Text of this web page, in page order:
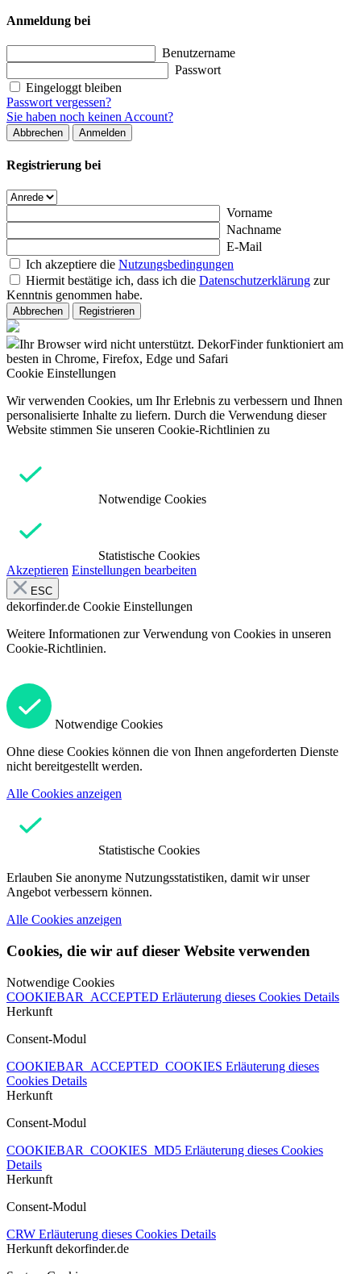
Anmeldung bei
Benutzername
Passwort
Eingeloggt bleiben
Passwort vergessen?
Sie haben noch keinen Account?
Abbrechen Anmelden
Registrierung bei
Vorname
Nachname
E-Mail
Ich akzeptiere die Nutzungsbedingungen
Hiermit bestätige ich, dass ich die Datenschutzerklärung zur
Kenntnis genommen habe.
Abbrechen Registrieren
Ihr Browser wird nicht unterstützt. DekorFinder funktioniert am
besten in Chrome, Firefox, Edge und Safari
Cookie Einstellungen
Wir verwenden Cookies, um Ihr Erlebnis zu verbessern und Ihnen
personalisierte Inhalte zu liefern. Durch die Verwendung dieser
Website stimmen Sie unseren Cookie-Richtlinien zu
Notwendige Cookies
Statistische Cookies
Akzeptieren Einstellungen bearbeiten
ESC
dekorfinder.de Cookie Einstellungen
Weitere Informationen zur Verwendung von Cookies in unseren
Cookie-Richtlinien.
Notwendige Cookies
Ohne diese Cookies können die von Ihnen angeforderten Dienste
nicht bereitgestellt werden.
Alle Cookies anzeigen
Statistische Cookies
Erlauben Sie anonyme Nutzungsstatistiken, damit wir unser
Angebot verbessern können.
Alle Cookies anzeigen
Cookies, die wir auf dieser Website verwenden
Notwendige Cookies
COOKIEBAR_ACCEPTED Erläuterung dieses Cookies Details
Herkunft
Consent-Modul
COOKIEBAR_ACCEPTED_COOKIES Erläuterung dieses
Cookies Details
Herkunft
Consent-Modul
COOKIEBAR_COOKIES_MD5 Erläuterung dieses Cookies
Details
Herkunft
Consent-Modul
CRW Erläuterung dieses Cookies Details
Herkunft dekorfinder.de